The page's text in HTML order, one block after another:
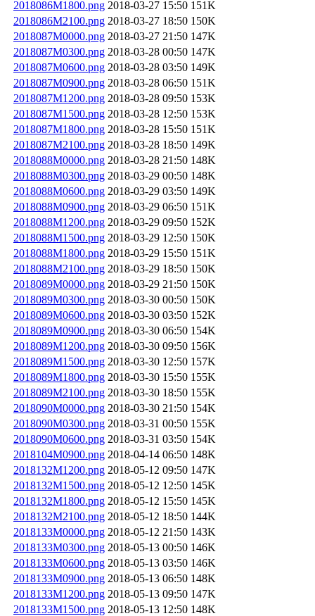
2018086M1800.png 2018-03-27 15:50 151K
2018086M2100.png 2018-03-27 18:50 150K
2018087M0000.png 2018-03-27 21:50 147K
2018087M0300.png 2018-03-28 00:50 147K
2018087M0600.png 2018-03-28 03:50 149K
2018087M0900.png 2018-03-28 06:50 151K
2018087M1200.png 2018-03-28 09:50 153K
2018087M1500.png 2018-03-28 12:50 153K
2018087M1800.png 2018-03-28 15:50 151K
2018087M2100.png 2018-03-28 18:50 149K
2018088M0000.png 2018-03-28 21:50 148K
2018088M0300.png 2018-03-29 00:50 148K
2018088M0600.png 2018-03-29 03:50 149K
2018088M0900.png 2018-03-29 06:50 151K
2018088M1200.png 2018-03-29 09:50 152K
2018088M1500.png 2018-03-29 12:50 150K
2018088M1800.png 2018-03-29 15:50 151K
2018088M2100.png 2018-03-29 18:50 150K
2018089M0000.png 2018-03-29 21:50 150K
2018089M0300.png 2018-03-30 00:50 150K
2018089M0600.png 2018-03-30 03:50 152K
2018089M0900.png 2018-03-30 06:50 154K
2018089M1200.png 2018-03-30 09:50 156K
2018089M1500.png 2018-03-30 12:50 157K
2018089M1800.png 2018-03-30 15:50 155K
2018089M2100.png 2018-03-30 18:50 155K
2018090M0000.png 2018-03-30 21:50 154K
2018090M0300.png 2018-03-31 00:50 155K
2018090M0600.png 2018-03-31 03:50 154K
2018104M0900.png 2018-04-14 06:50 148K
2018132M1200.png 2018-05-12 09:50 147K
2018132M1500.png 2018-05-12 12:50 145K
2018132M1800.png 2018-05-12 15:50 145K
2018132M2100.png 2018-05-12 18:50 144K
2018133M0000.png 2018-05-12 21:50 143K
2018133M0300.png 2018-05-13 00:50 146K
2018133M0600.png 2018-05-13 03:50 146K
2018133M0900.png 2018-05-13 06:50 148K
2018133M1200.png 2018-05-13 09:50 147K
2018133M1500.png 2018-05-13 12:50 148K